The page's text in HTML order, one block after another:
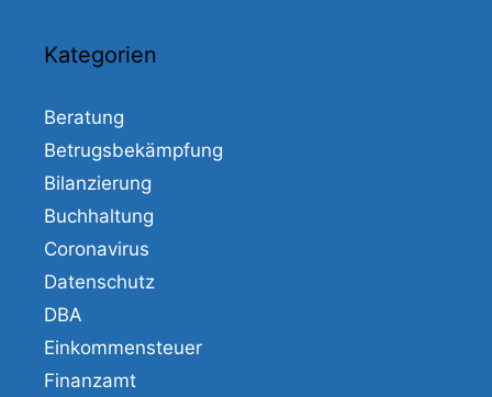
Kategorien
Beratung
Betrugsbekämpfung
Bilanzierung
Buchhaltung
Coronavirus
Datenschutz
DBA
Einkommensteuer
Finanzamt